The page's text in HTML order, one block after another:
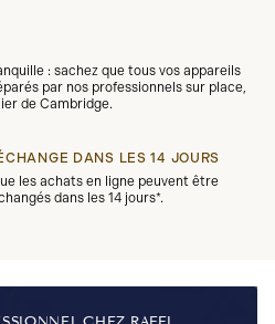
: sachez que tous vos appareils
par nos professionnels sur place,
de Cambridge.
DANS LES 14 JOURS
les achats en ligne peuvent être
dans les 14 jours*.